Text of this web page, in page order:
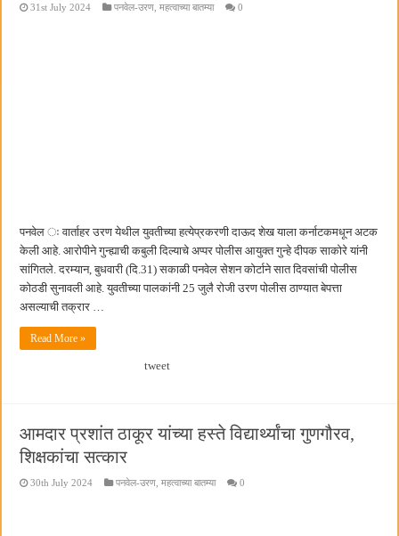
31st July 2024 पनवेल-उरण ,महत्वाच्या बातम्या 0
पनवेल ः वार्ताहर उरण येथील युवतीच्या हत्येप्रकरणी दाऊद शेख याला कर्नाटकमधून अटक
केली आहे. आरोपीने गुन्ह्याची कबुली दिल्याचे अप्पर पोलीस आयुक्त गुन्हे दीपक साकोरे यांनी
सांगितले. दरम्यान, बुधवारी (दि.31) सकाळी पनवेल सेशन कोर्टाने सात दिवसांची पोलीस
कोठडी सुनावली आहे. युवतीच्या पालकांनी 25 जुलै रोजी उरण पोलीस ठाण्यात बेपत्ता
असल्याची तक्रार …
Read More »
tweet
आमदार प्रशांत ठाकूर यांच्या हस्ते विद्यार्थ्यांचा गुणगौरव,
शिक्षकांचा सत्कार
30th July 2024 पनवेल-उरण ,महत्वाच्या बातम्या 0